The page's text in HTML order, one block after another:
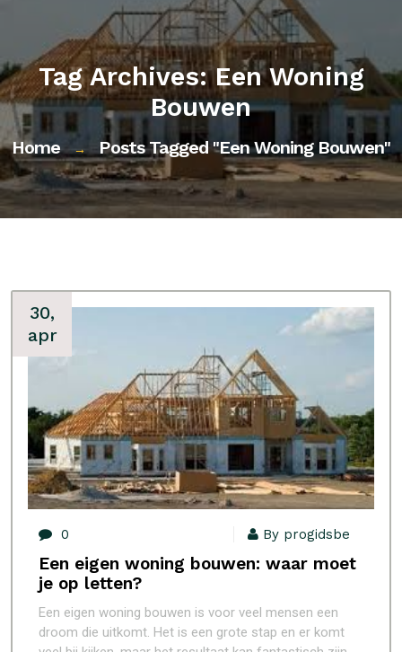
Tag Archives: Een Woning
Bouwen
Home → Posts Tagged "een Woning Bouwen"
30,
apr
0 By progidsbe
Een eigen woning bouwen: waar moet
je op letten?
Een eigen woning bouwen is voor veel mensen een
droom die uitkomt. Het is een grote stap en er komt